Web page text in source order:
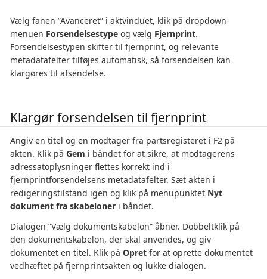
Vælg fanen ”Avanceret” i aktvinduet, klik på dropdown-
menuen Forsendelsestype og vælg Fjernprint.
Forsendelsestypen skifter til fjernprint, og relevante
metadatafelter tilføjes automatisk, så forsendelsen kan
klargøres til afsendelse.
Klargør forsendelsen til fjernprint
Angiv en titel og en modtager fra partsregisteret i F2 på
akten. Klik på Gem i båndet for at sikre, at modtagerens
adressatoplysninger flettes korrekt ind i
fjernprintforsendelsens metadatafelter. Sæt akten i
redigeringstilstand igen og klik på menupunktet Nyt
dokument fra skabeloner i båndet.
Dialogen ”Vælg dokumentskabelon” åbner. Dobbeltklik på
den dokumentskabelon, der skal anvendes, og giv
dokumentet en titel. Klik på Opret for at oprette dokumentet
vedhæftet på fjernprintsakten og lukke dialogen.